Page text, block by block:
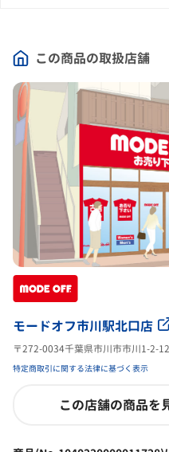
この商品の取扱店舗
モードオフ市川駅北口店
〒272-0034千葉県市川市市川1-2-12
特定商取引に関する法律に基づく表示
この店舗の商品を